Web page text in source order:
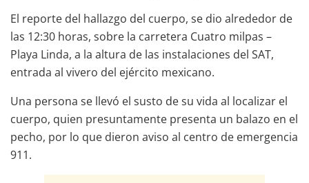
El reporte del hallazgo del cuerpo, se dio alrededor de
las 12:30 horas, sobre la carretera Cuatro milpas –
Playa Linda, a la altura de las instalaciones del SAT,
entrada al vivero del ejército mexicano.
Una persona se llevó el susto de su vida al localizar el
cuerpo, quien presuntamente presenta un balazo en el
pecho, por lo que dieron aviso al centro de emergencia
911.